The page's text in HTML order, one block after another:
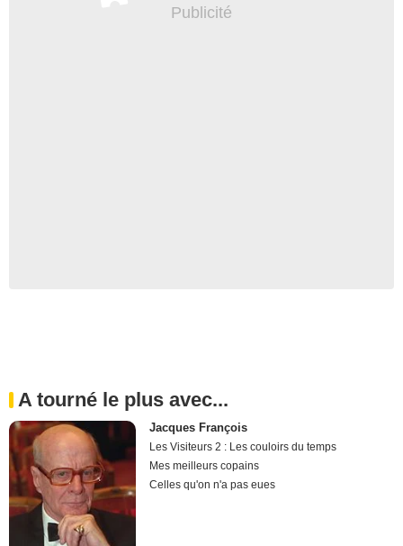
A tourné le plus avec...
Jacques François
Les Visiteurs 2 : Les couloirs du temps
Mes meilleurs copains
Celles qu'on n'a pas eues